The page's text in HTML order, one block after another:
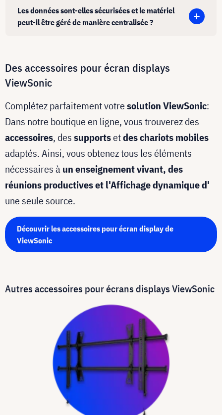
Les données sont-elles sécurisées et le matériel
peut-il être géré de manière centralisée ?
Des accessoires pour écran displays
ViewSonic
Complétez parfaitement votresolution ViewSonic:
Dans notre boutique en ligne, vous trouverez des
accessoires, dessupportsetdes chariots mobiles
adaptés. Ainsi, vous obtenez tous les éléments
nécessaires àun enseignement vivant, des
réunions productives et l'Affichage dynamique d'
une seule source.
Découvrir les accessoires pour écran display de
ViewSonic
Autres accessoires pour écrans displays ViewSonic